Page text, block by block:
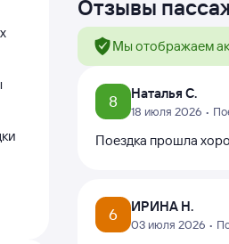
Отзывы
Мы отображаем
8 Наталья С.
18 июля 2026 •
Поездка прошла
6 ИРИНА Н.
03 июля 2026 •